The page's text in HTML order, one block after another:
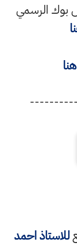
بوك الرسمي
للاستاذ احمد